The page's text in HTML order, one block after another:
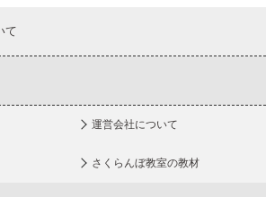
て
運営会社について
さくらんぼ教室の教材